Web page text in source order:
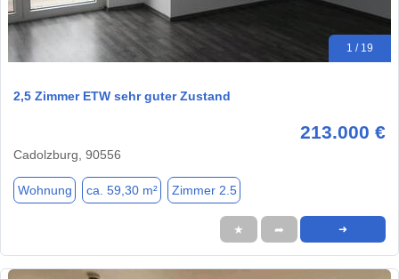
1 / 19
2,5 Zimmer ETW sehr guter Zustand
213.000 €
Cadolzburg, 90556
Wohnung ca. 59,30 m² Zimmer 2.5
★ ➦ ➜